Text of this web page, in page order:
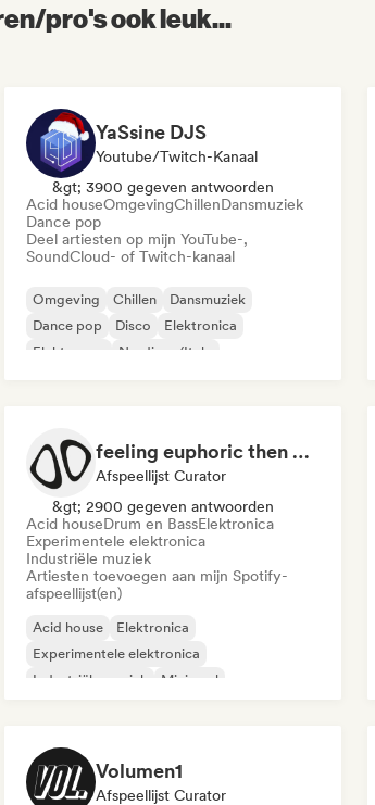
pro's ook leuk...
YaSsine DJS
Youtube/Twitch-Kanaal
&gt; 3900 gegeven antwoorden
Acid houseOmgevingChillenDansmuziek
Dance pop
Deel artiesten op mijn YouTube-,
SoundCloud- of Twitch-kanaal
Omgeving Chillen
Dansmuziek
Dance pop
Disco
Elektronica
Elektropop
Nu-disco/Italo
feeling euphoric then depressed
Afspeellijst Curator
&gt; 2900 gegeven antwoorden
Acid houseDrum en BassElektronica
Experimentele elektronica
Industriële muziek
Artiesten toevoegen aan mijn Spotify-
afspeellijst(en)
Acid house
Elektronica
Experimentele elektronica
Industriële muziek
Minimaal
Volumen1
Afspeellijst Curator